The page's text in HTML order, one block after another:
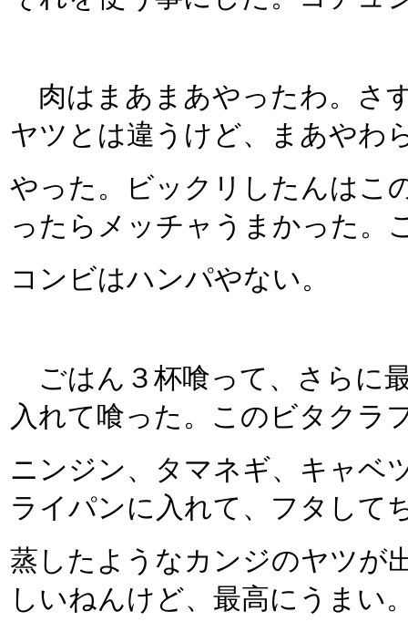
肉はまあまあやったわ。さ
ヤツとは違うけど、まあやわ
やった。ビックリしたんはこ
ったらメッチャうまかった。
コンビはハンパやない。
ごはん３杯喰って、さらに
入れて喰った。このビタクラ
ニンジン、タマネギ、キャベ
ライパンに入れて、フタして
蒸したようなカンジのヤツが
しいねんけど、最高にうまい